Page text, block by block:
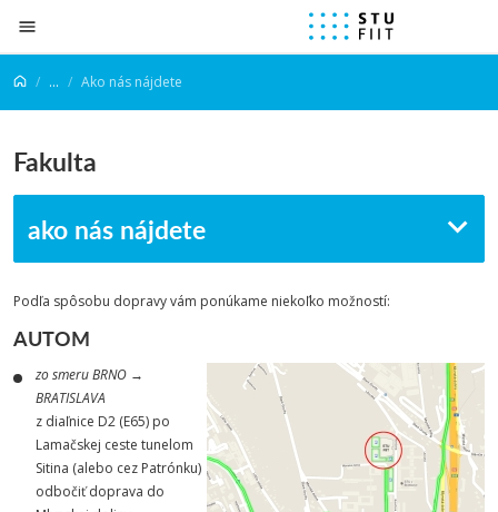
Prejsť na obsah
... Ako nás nájdete
Fakulta
ako nás nájdete
Podľa spôsobu dopravy vám ponúkame niekoľko možností:
AUTOM
zo smeru BRNO →
BRATISLAVA
z diaľnice D2 (E65) po
Lamačskej ceste tunelom
Sitina (alebo cez Patrónku)
odbočiť doprava do